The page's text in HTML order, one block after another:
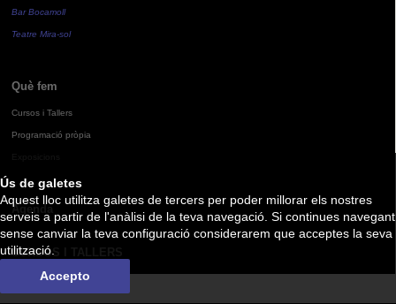
Ús de galetes
Aquest lloc utilitza galetes de tercers per poder millorar els nostres
serveis a partir de l'anàlisi de la teva navegació. Si continues navegant
sense canviar la teva configuració considerarem que acceptes la seva
utilització.
Accepto
Bar Bocamoll
Teatre Mira-sol
Què fem
Cursos i Tallers
Programació pròpia
Agenda
CURSOS I TALLERS